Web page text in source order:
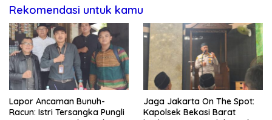
Rekomendasi untuk kamu
Lapor Ancaman Bunuh-
Racun: Istri Tersangka Pungli
Jaga Jakarta On The Spot:
Kapolsek Bekasi Barat